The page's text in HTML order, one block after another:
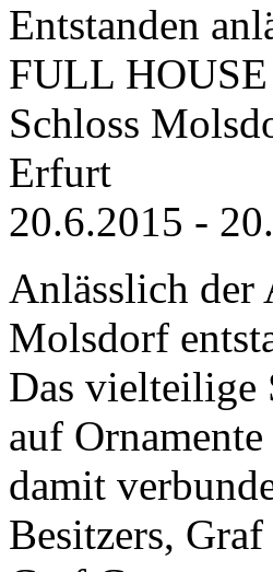
Entstanden
FULL HOUSE
Schloss
Erfurt
20.6.2015 -
Anlässlich der
Molsdorf
Das vielteilige
auf
damit
Besitzers,